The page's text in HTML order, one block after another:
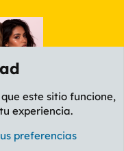
este sitio funcione,
experiencia.
preferencias